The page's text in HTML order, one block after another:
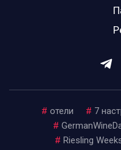
# отели # 7
#
# Riesling